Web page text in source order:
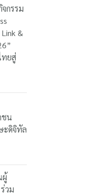
กรรม
&
ทยสู่
ชน
ดิจิทัล
ผู้
วม